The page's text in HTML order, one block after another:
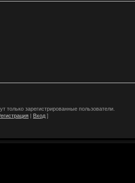
только зарегистрированные пользователи.
| Вход ]